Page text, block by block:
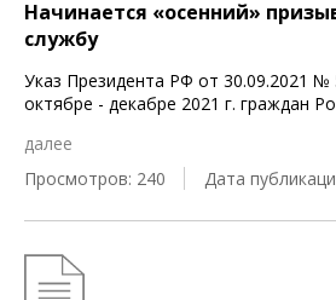
Начинается «осенний»
службу
Указ Президента РФ от 30.09.2021 №
октябре - декабре 2021 г. граждан
далее
Просмотров: 240
Дата